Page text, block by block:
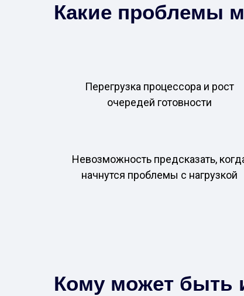
Какие проблемы
Перегрузка процессора и рост
очередей готовности
Невозможность предсказать,
начнутся проблемы с нагрузкой
Кому может быть